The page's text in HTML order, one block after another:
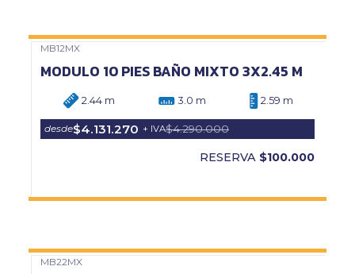
MB12MX
MODULO 10 PIES BAÑO MIXTO 3X2.45 M
2.44 m 3.0 m 2.59 m
desde$4.131.270 + IVA$4.290.000
RESERVA $100.000
MB22MX